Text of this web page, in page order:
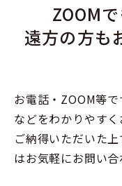
ZOOM
遠方の方も
お電話・ZOOM等
などをわかりやすく
ご納得いただいた
はお気軽にお問い合